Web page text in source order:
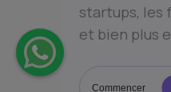
startups, les
et bien plus
Commencer